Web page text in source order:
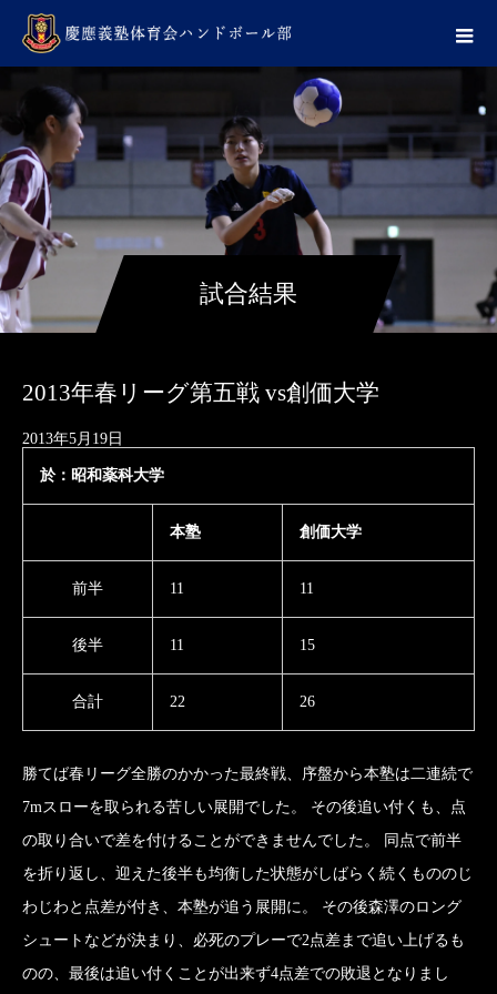
試合結果
2013年春リーグ第五戦 vs創価大学
2013年5月19日
於：昭和薬科大学
本塾 創価大学
前半 11 11
後半 11 15
合計 22 26
勝てば春リーグ全勝のかかった最終戦、序盤から本塾は二連続で
7mスローを取られる苦しい展開でした。 その後追い付くも、点
の取り合いで差を付けることができませんでした。 同点で前半
を折り返し、迎えた後半も均衡した状態がしばらく続くもののじ
わじわと点差が付き、本塾が追う展開に。 その後森澤のロング
シュートなどが決まり、必死のプレーで2点差まで追い上げるも
のの、最後は追い付くことが出来ず4点差での敗退となりまし